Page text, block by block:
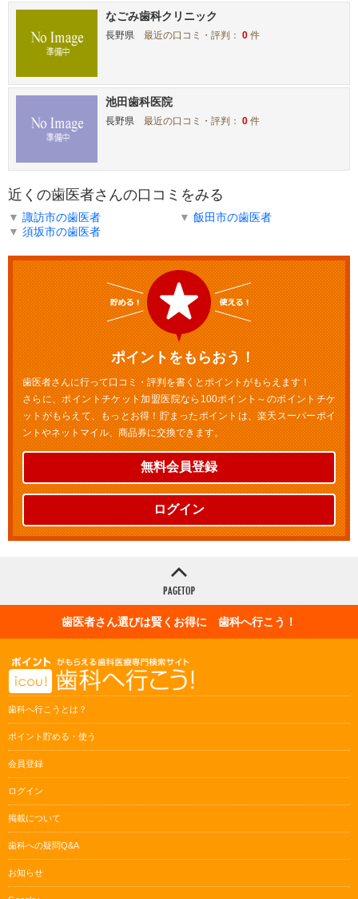
なごみ歯科クリニック
長野県 最近の口コミ・評判：0 件
池田歯科医院
長野県 最近の口コミ・評判：0 件
近くの歯医者さんの口コミをみる
▼ 諏訪市の歯医者 ▼ 飯田市の歯医者
▼ 須坂市の歯医者
ポイントをもらおう！
歯医者さんに行って口コミ・評判を書くとポイントがもらえます！
さらに、ポイントチケット加盟医院なら100ポイント～のポイントチケ
ットがもらえて、もっとお得！貯まったポイントは、楽天スーパーポイ
ントやネットマイル、商品券に交換できます。
無料会員登録
ログイン
歯医者さん選びは賢くお得に 歯科へ行こう！
歯科へ行こうとは？
ポイント貯める・使う
会員登録
ログイン
掲載について
歯科への疑問Q&A
お知らせ